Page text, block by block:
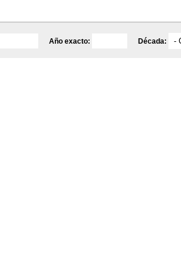
Año exacto: Década: